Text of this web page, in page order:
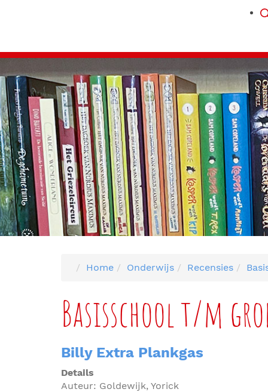
Home Onderwijs Recensies
Basisschool t/m
Billy Extra Plankgas
Details
Auteur: Goldewijk, Yorick